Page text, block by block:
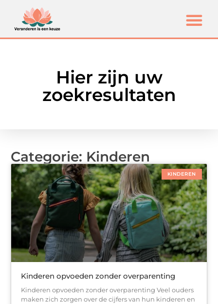
Hier zijn uw
zoekresultaten
Categorie: Kinderen
KINDEREN
Kinderen opvoeden zonder overparenting
Kinderen opvoeden zonder overparenting Veel ouders
maken zich zorgen over de cijfers van hun kinderen en